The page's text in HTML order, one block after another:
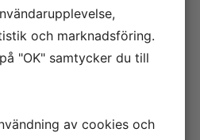
Festival tillsammans med
i montern och kika på alla
och finns idag över hela
och marknadsföring.
"OK" samtycker du till
av cookies och